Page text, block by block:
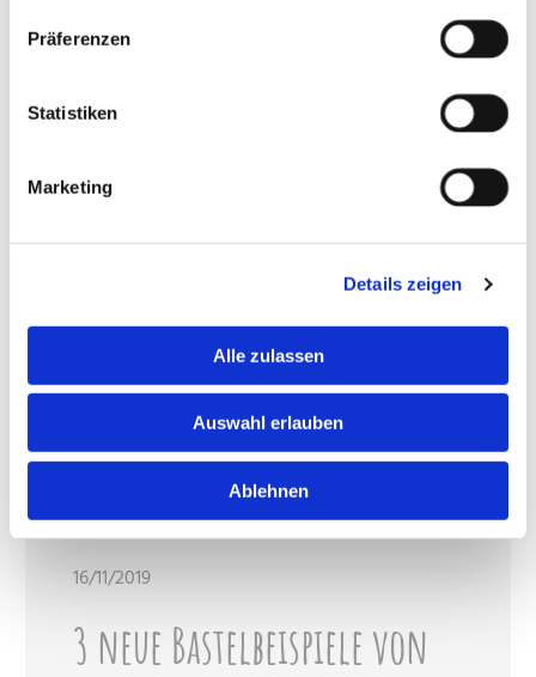
Präferenzen
Statistiken
Marketing
Details zeigen
Alle zulassen
Auswahl erlauben
Ablehnen
16/11/2019
3 neue Bastelbeispiele von